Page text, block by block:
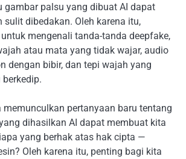
gambar palsu yang dibuat AI dapat
sulit dibedakan. Oleh karena itu,
mengenali tanda-tanda deepfake,
atau mata yang tidak wajar, audio
dengan bibir, dan tepi wajah yang
memunculkan pertanyaan baru tentang
dihasilkan AI dapat membuat kita
yang berhak atas hak cipta —
Oleh karena itu, penting bagi kita